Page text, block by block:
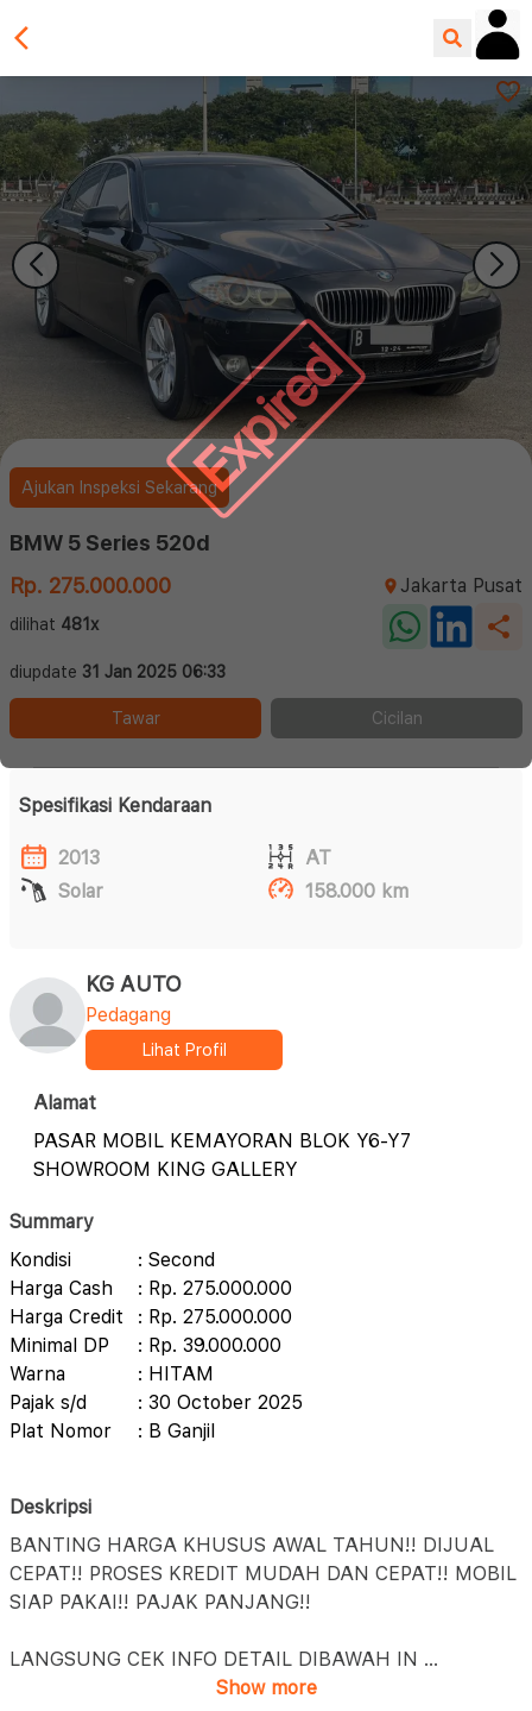
Expired
Ajukan Inspeksi Sekarang
BMW 5 Series 520d
Rp. 275.000.000
Jakarta Pusat
dilihat 481x
diupdate 31 Jan 2025 06:33
Tawar Cicilan
Spesifikasi Kendaraan
2013
AT
Solar
158.000 km
KG AUTO
Pedagang
Lihat Profil
Alamat
PASAR MOBIL KEMAYORAN BLOK Y6-Y7
SHOWROOM KING GALLERY
Summary
Kondisi
: Second
Harga Cash
: Rp. 275.000.000
Harga Credit
: Rp. 275.000.000
Minimal DP
: Rp. 39.000.000
Warna
: HITAM
Pajak s/d
: 30 October 2025
Plat Nomor
: B Ganjil
Deskripsi
BANTING HARGA KHUSUS AWAL TAHUN!! DIJUAL
CEPAT!! PROSES KREDIT MUDAH DAN CEPAT!! MOBIL
SIAP PAKAI!! PAJAK PANJANG!!
LANGSUNG CEK INFO DETAIL DIBAWAH IN ...
Show more